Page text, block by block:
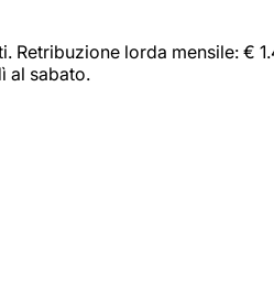
lorda mensile: €
al sabato.